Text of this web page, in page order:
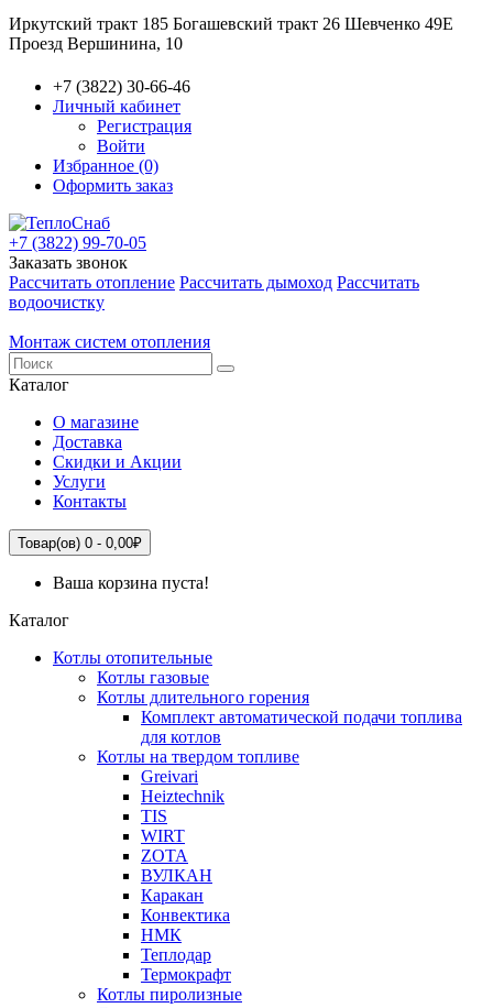
Иркутский тракт 185 Богашевский тракт 26 Шевченко 49Е
Проезд Вершинина, 10
+7 (3822) 30-66-46
Личный кабинет
Регистрация
Войти
Избранное (0)
Оформить заказ
+7 (3822) 99-70-05
Заказать звонок
Рассчитать отопление Рассчитать дымоход Рассчитать
водоочистку
Монтаж систем отопления
Каталог
О магазине
Доставка
Скидки и Акции
Услуги
Контакты
Товар(ов) 0 - 0,00₽
Ваша корзина пуста!
Каталог
Котлы отопительные
Котлы газовые
Котлы длительного горения
Комплект автоматической подачи топлива
для котлов
Котлы на твердом топливе
Greivari
Heiztechnik
TIS
WIRT
ZOTA
ВУЛКАН
Каракан
Конвектика
НМК
Теплодар
Термокрафт
Котлы пиролизные